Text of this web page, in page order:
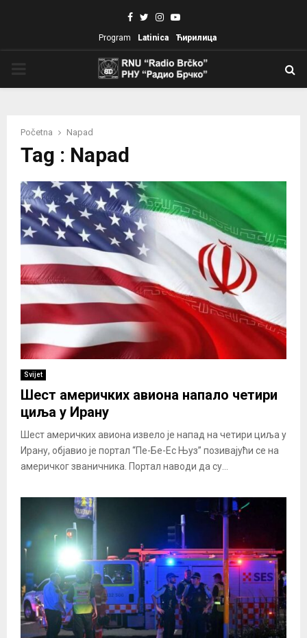
Facebook
TwitterInstagram
Youtube
Program Latinica Ћирилица
Početna Napad
Tag : Napad
Svijet
Шест америчких авиона напало четири
циља у Ирану
Шест америчких авиона извело је напад на четири циља у
Ирану, објавио је портал “Пе-Бе-Ес Њуз” позивајући се на
америчког званичника. Портал наводи да су...